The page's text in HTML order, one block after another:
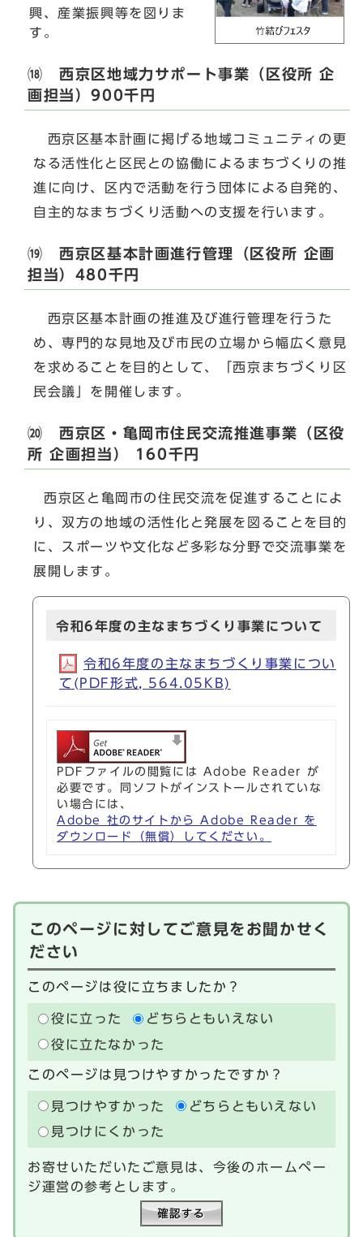
興、産業振興等を図りま
す。
⒅ 西京区地域力サポート事業（区役所 企
画担当）900千円
西京区基本計画に掲げる地域コミュニティの更
なる活性化と区民との協働によるまちづくりの推
進に向け、区内で活動を行う団体による自発的、
自主的なまちづくり活動への支援を行います。
⒆ 西京区基本計画進行管理（区役所 企画
担当）480千円
西京区基本計画の推進及び進行管理を行うた
め、専門的な見地及び市民の立場から幅広く意見
を求めることを目的として、「西京まちづくり区
民会議」を開催します。
⒇ 西京区・亀岡市住民交流推進事業（区役
所 企画担当） 160千円
西京区と亀岡市の住民交流を促進することによ
り、双方の地域の活性化と発展を図ることを目的
に、スポーツや文化など多彩な分野で交流事業を
展開します。
令和6年度の主なまちづくり事業について
令和6年度の主なまちづくり事業につい
て(PDF形式, 564.05KB)
PDFファイルの閲覧には Adobe Reader が
必要です。同ソフトがインストールされていな
い場合には、
Adobe 社のサイトから Adobe Reader を
ダウンロード（無償）してください。
このページに対してご意見をお聞かせく
ださい
このページは役に立ちましたか？
役に立った
どちらともいえない
役に立たなかった
このページは見つけやすかったですか？
見つけやすかった
どちらともいえない
見つけにくかった
お寄せいただいたご意見は、今後のホームペー
ジ運営の参考とします。